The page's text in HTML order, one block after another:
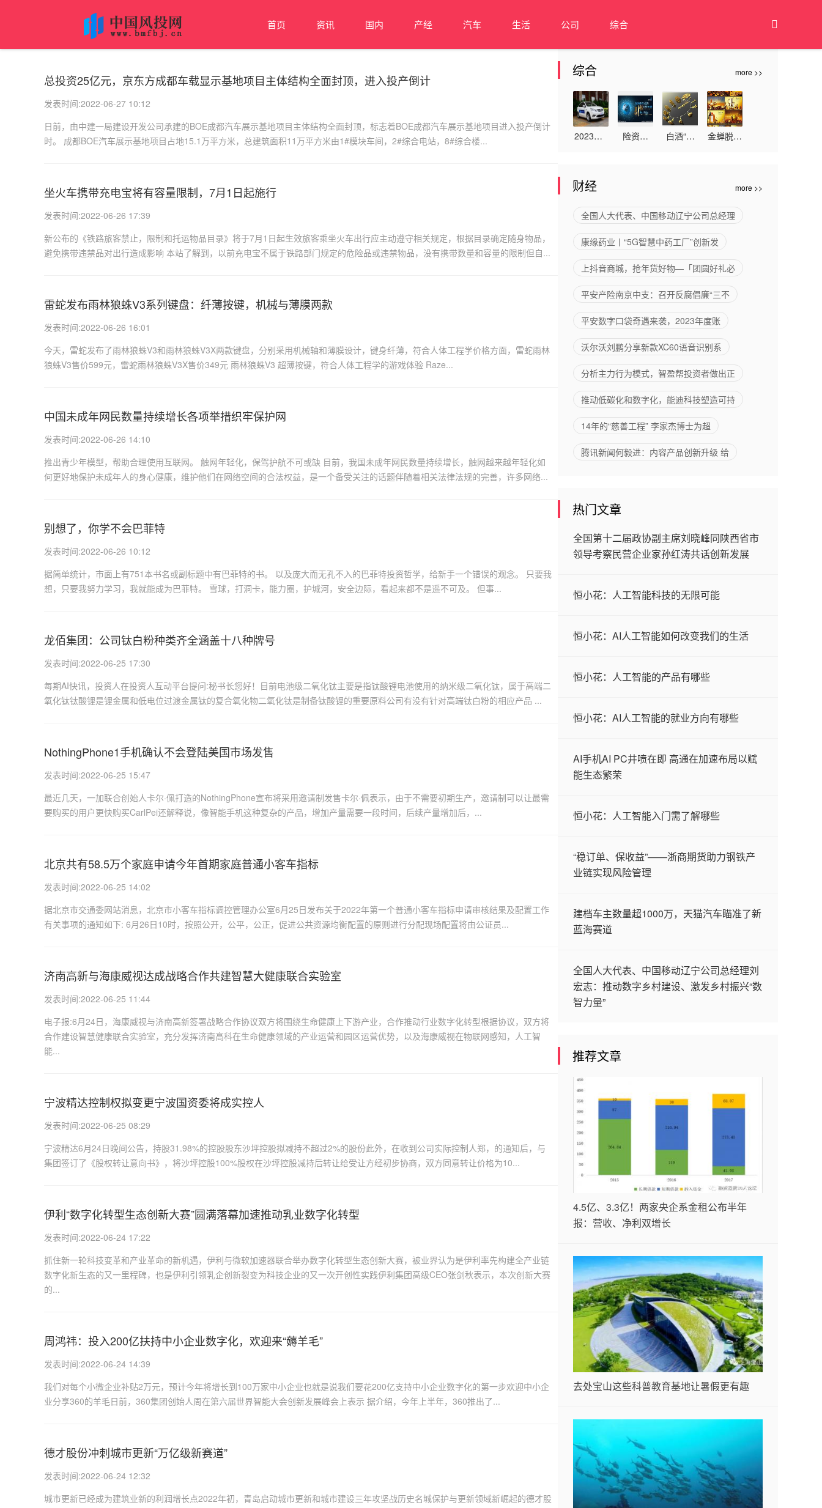

首页 资讯 国内 产经 汽车 生活 公司 综合
总投资25亿元，京东方成都车载显示基地项目主体结构全面封顶，进入投产倒计
发表时间:2022-06-27 10:12
日前，由中建一局建设开发公司承建的BOE成都汽车展示基地项目主体结构全面封顶，标志着BOE成都汽车展示基地项目进入投产倒计
时。 成都BOE汽车展示基地项目占地15.1万平方米，总建筑面积11万平方米由1#模块车间，2#综合电站，8#综合楼...
坐火车携带充电宝将有容量限制，7月1日起施行
发表时间:2022-06-26 17:39
新公布的《铁路旅客禁止，限制和托运物品目录》将于7月1日起生效旅客乘坐火车出行应主动遵守相关规定，根据目录确定随身物品，
避免携带违禁品对出行造成影响 本站了解到，以前充电宝不属于铁路部门规定的危险品或违禁物品，没有携带数量和容量的限制但自...
雷蛇发布雨林狼蛛V3系列键盘：纤薄按键，机械与薄膜两款
发表时间:2022-06-26 16:01
今天，雷蛇发布了雨林狼蛛V3和雨林狼蛛V3X两款键盘，分别采用机械轴和薄膜设计，键身纤薄，符合人体工程学价格方面，雷蛇雨林
狼蛛V3售价599元，雷蛇雨林狼蛛V3X售价349元 雨林狼蛛V3 超薄按键，符合人体工程学的游戏体验 Raze...
中国未成年网民数量持续增长各项举措织牢保护网
发表时间:2022-06-26 14:10
推出青少年模型，帮助合理使用互联网。 触网年轻化，保驾护航不可或缺 目前，我国未成年网民数量持续增长，触网越来越年轻化如
何更好地保护未成年人的身心健康，维护他们在网络空间的合法权益，是一个备受关注的话题伴随着相关法律法规的完善，许多网络...
别想了，你学不会巴菲特
发表时间:2022-06-26 10:12
据简单统计，市面上有751本书名或副标题中有巴菲特的书。 以及庞大而无孔不入的巴菲特投资哲学，给新手一个错误的观念。 只要我
想，只要我努力学习，我就能成为巴菲特。 雪球，打洞卡，能力圈，护城河，安全边际，看起来都不是遥不可及。 但事...
龙佰集团：公司钛白粉种类齐全涵盖十八种牌号
发表时间:2022-06-25 17:30
每期AI快讯，投资人在投资人互动平台提问:秘书长您好！目前电池级二氧化钛主要是指钛酸锂电池使用的纳米级二氧化钛，属于高端二
氧化钛钛酸锂是锂金属和低电位过渡金属钛的复合氧化物二氧化钛是制备钛酸锂的重要原料公司有没有针对高端钛白粉的相应产品 ...
NothingPhone1手机确认不会登陆美国市场发售
发表时间:2022-06-25 15:47
最近几天，一加联合创始人卡尔·佩打造的NothingPhone宣布将采用邀请制发售卡尔·佩表示，由于不需要初期生产，邀请制可以让最需
要购买的用户更快购买CarlPei还解释说，像智能手机这种复杂的产品，增加产量需要一段时间，后续产量增加后，...
北京共有58.5万个家庭申请今年首期家庭普通小客车指标
发表时间:2022-06-25 14:02
据北京市交通委网站消息，北京市小客车指标调控管理办公室6月25日发布关于2022年第一个普通小客车指标申请审核结果及配置工作
有关事项的通知如下: 6月26日10时，按照公开，公平，公正，促进公共资源均衡配置的原则进行分配现场配置将由公证员...
济南高新与海康威视达成战略合作共建智慧大健康联合实验室
发表时间:2022-06-25 11:44
电子报:6月24日，海康威视与济南高新签署战略合作协议双方将围绕生命健康上下游产业，合作推动行业数字化转型根据协议，双方将
合作建设智慧健康联合实验室，充分发挥济南高科在生命健康领域的产业运营和园区运营优势，以及海康威视在物联网感知，人工智
能...
宁波精达控制权拟变更宁波国资委将成实控人
发表时间:2022-06-25 08:29
宁波精达6月24日晚间公告，持股31.98%的控股股东沙坪控股拟减持不超过2%的股份此外，在收到公司实际控制人郑，的通知后，与
集团签订了《股权转让意向书》，将沙坪控股100%股权在沙坪控股减持后转让给受让方经初步协商，双方同意转让价格为10...
伊利“数字化转型生态创新大赛”圆满落幕加速推动乳业数字化转型
发表时间:2022-06-24 17:22
抓住新一轮科技变革和产业革命的新机遇，伊利与微软加速器联合举办数字化转型生态创新大赛，被业界认为是伊利率先构建全产业链
数字化新生态的又一里程碑，也是伊利引领乳企创新裂变为科技企业的又一次开创性实践伊利集团高级CEO张剑秋表示，本次创新大赛
的...
周鸿祎：投入200亿扶持中小企业数字化，欢迎来“薅羊毛”
发表时间:2022-06-24 14:39
我们对每个小微企业补贴2万元，预计今年将增长到100万家中小企业也就是说我们要花200亿支持中小企业数字化的第一步欢迎中小企
业分享360的羊毛日前，360集团创始人周在第六届世界智能大会创新发展峰会上表示 据介绍，今年上半年，360推出了...
德才股份冲刺城市更新“万亿级新赛道”
发表时间:2022-06-24 12:32
城市更新已经成为建筑业新的利润增长点2022年初，青岛启动城市更新和城市建设三年攻坚战历史名城保护与更新领域新崛起的德才股
综合 more >>
2023年3
好不好
险资对
度调研频
长70%
白酒“新
金蝉脱壳
意外险
财经 more >>
全国人大代表、中国移动辽宁公司总经理
康缘药业丨“5G智慧中药工厂”创新发
上抖音商城，抢年货好物—「团圆好礼必
平安产险南京中支：召开反腐倡廉“三不
平安数字口袋奇遇来袭，2023年度账
沃尔沃刘鹏分享新款XC60语音识别系
分析主力行为模式，智盈帮投资者做出正
推动低碳化和数字化，能迪科技塑造可持
14年的“慈善工程” 李家杰博士为超
腾讯新闻何毅进：内容产品创新升级 给
热门文章
全国第十二届政协副主席刘晓峰同陕西省市
领导考察民营企业家孙红涛共话创新发展
恒小花：人工智能科技的无限可能
恒小花：AI人工智能如何改变我们的生活
恒小花：人工智能的产品有哪些
恒小花：AI人工智能的就业方向有哪些
AI手机AI PC井喷在即 高通在加速布局以赋
能生态繁荣
恒小花：人工智能入门需了解哪些
“稳订单、保收益”——浙商期货助力钢铁产
业链实现风险管理
建档车主数量超1000万，天猫汽车瞄准了新
蓝海赛道
全国人大代表、中国移动辽宁公司总经理刘
宏志：推动数字乡村建设、激发乡村振兴“数
智力量”
推荐文章
4.5亿、3.3亿！两家央企系金租公布半年
报：营收、净利双增长
去处宝山这些科普教育基地让暑假更有趣